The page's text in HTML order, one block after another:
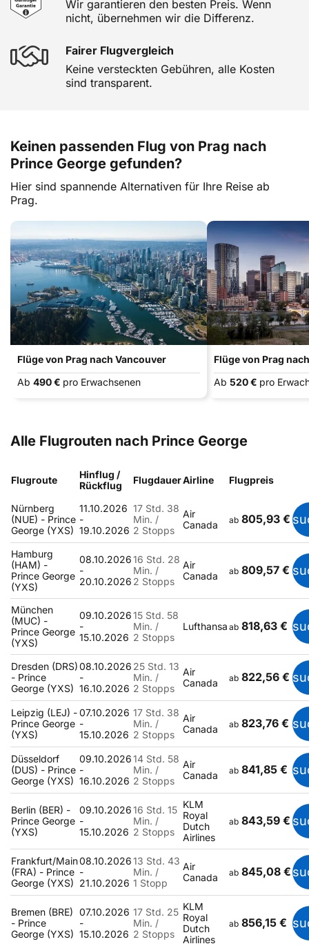
Wir garantieren den besten Preis. Wenn
nicht, übernehmen wir die Differenz.
Fairer Flugvergleich
Keine versteckten Gebühren, alle Kosten
sind transparent.
Keinen passenden Flug von Prag nach
Prince George gefunden?
Hier sind spannende Alternativen für Ihre Reise ab
Prag.
Flüge von Prag nach Vancouver
Ab 490 € pro Erwachsenen
Flüge von Prag
Ab 520 € pro
Alle Flugrouten nach Prince George
Flugroute
Hinflug /
Rückflug
FlugdauerAirline Flugpreis
Nürnberg
(NUE) - Prince
George (YXS)
11.10.2026
-
19.10.2026
17 Std. 38
Min. /
2 Stopps
Air
Canada
ab 805,93 €
Hamburg
(HAM) -
Prince George
(YXS)
08.10.2026
-
20.10.2026
16 Std. 28
Min. /
2 Stopps
Air
Canada
ab 809,57 €
München
(MUC) -
Prince George
(YXS)
09.10.2026
-
15.10.2026
15 Std. 58
Min. /
2 Stopps
Lufthansa ab 818,63 €
Dresden (DRS)
- Prince
George (YXS)
08.10.2026
-
16.10.2026
25 Std. 13
Min. /
2 Stopps
Air
Canada
ab 822,56 €
Leipzig (LEJ) -
Prince George
(YXS)
07.10.2026
-
15.10.2026
17 Std. 38
Min. /
2 Stopps
Air
Canada
ab 823,76 €
Düsseldorf
(DUS) - Prince
George (YXS)
09.10.2026
-
16.10.2026
14 Std. 58
Min. /
2 Stopps
Air
Canada
ab 841,85 €
Berlin (BER) -
Prince George
(YXS)
09.10.2026
-
15.10.2026
16 Std. 15
Min. /
2 Stopps
KLM
Royal
Dutch
Airlines
ab 843,59 €
Frankfurt/Main
(FRA) - Prince
George (YXS)
08.10.2026
-
21.10.2026
13 Std. 43
Min. /
1 Stopp
Air
Canada
ab 845,08 €
Bremen (BRE)
- Prince
George (YXS)
07.10.2026
-
15.10.2026
17 Std. 25
Min. /
2 Stopps
KLM
Royal
Dutch
Airlines
ab 856,15 €